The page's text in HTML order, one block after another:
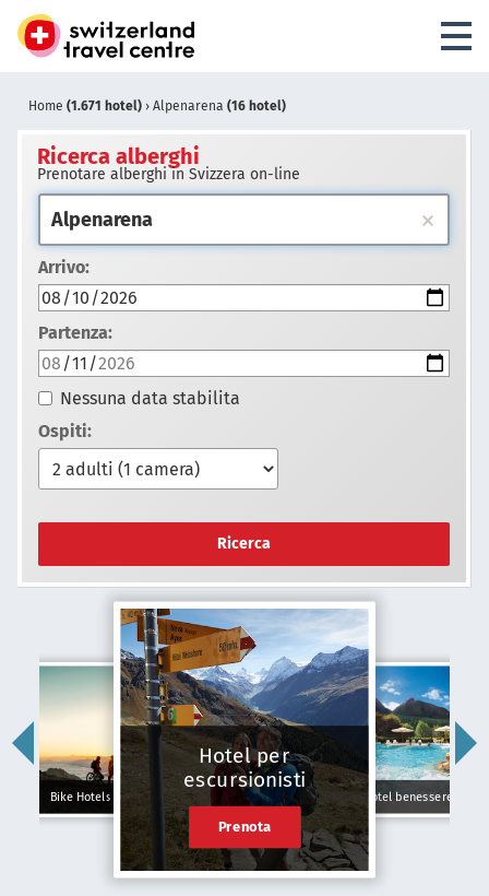
Home (1.671 hotel) › Alpenarena (16 hotel)
Ricerca alberghi
Prenotare alberghi in Svizzera on-line
Arrivo:
Partenza:
Nessuna data stabilita
Ospiti:
Ricerca
Bike Hotels
Hotel per
escursionisti
Prenota
Hotel benessere